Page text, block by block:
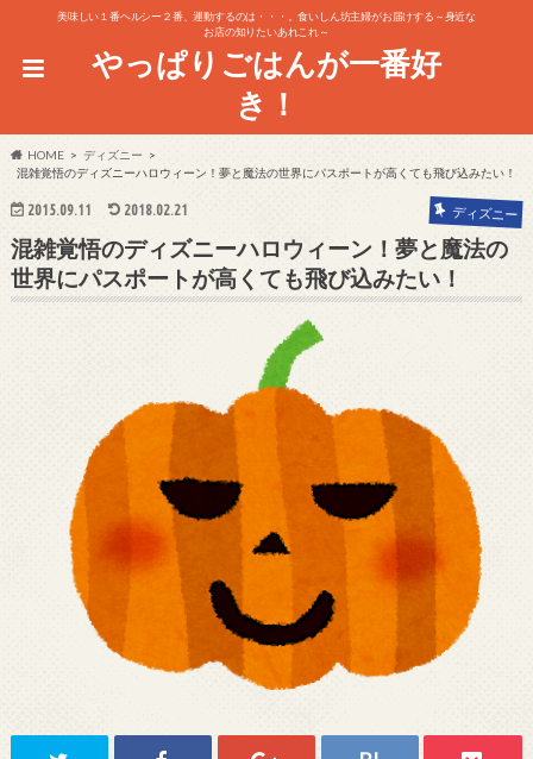
美味しい１番ヘルシー２番、運動するのは・・・。食いしん坊主婦がお届けする～身近な
お店の知りたいあれこれ～
やっぱりごはんが一番好
き！
HOME
ディズニー
混雑覚悟のディズニーハロウィーン！夢と魔法の世界にパスポートが高くても飛び込みたい！
2015.09.11 2018.02.21 ディズニー
混雑覚悟のディズニーハロウィーン！夢と魔法の
世界にパスポートが高くても飛び込みたい！